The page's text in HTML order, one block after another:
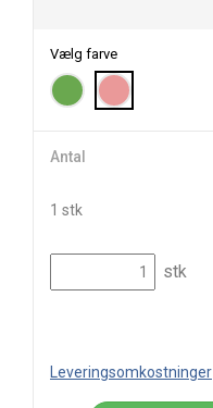
Vælg farve
Antal
1 stk
stk
Leveringsomkostninger